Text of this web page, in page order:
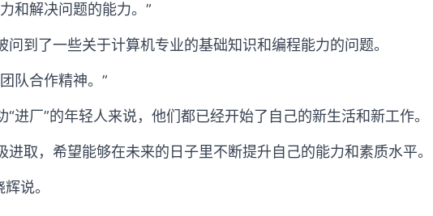
和解决问题的能力。”
到了一些关于计算机专业的基础知识和编程能力的问题。
队合作精神。”
进厂”的年轻人来说，他们都已经开始了自己的新生活和新工作。
取，希望能够在未来的日子里不断提升自己的能力和素质水平。
说。